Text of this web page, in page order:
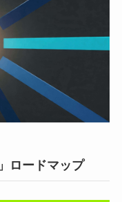
ロードマップ